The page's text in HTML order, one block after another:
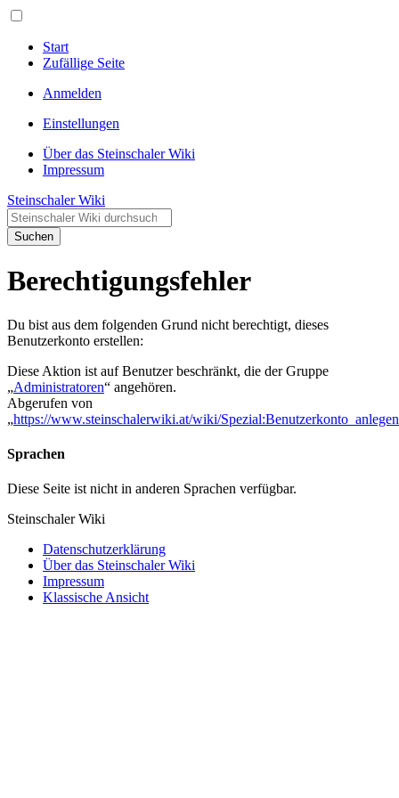
Start
Zufällige Seite
Anmelden
Einstellungen
Über das Steinschaler Wiki
Impressum
Steinschaler Wiki
Suchen
Berechtigungsfehler
Du bist aus dem folgenden Grund nicht berechtigt, dieses
Benutzerkonto erstellen:
Diese Aktion ist auf Benutzer beschränkt, die der Gruppe
„Administratoren“ angehören.
Abgerufen von
„https://www.steinschalerwiki.at/wiki/Spezial:Benutzerkonto_anlegen
Sprachen
Diese Seite ist nicht in anderen Sprachen verfügbar.
Steinschaler Wiki
Datenschutzerklärung
Über das Steinschaler Wiki
Impressum
Klassische Ansicht